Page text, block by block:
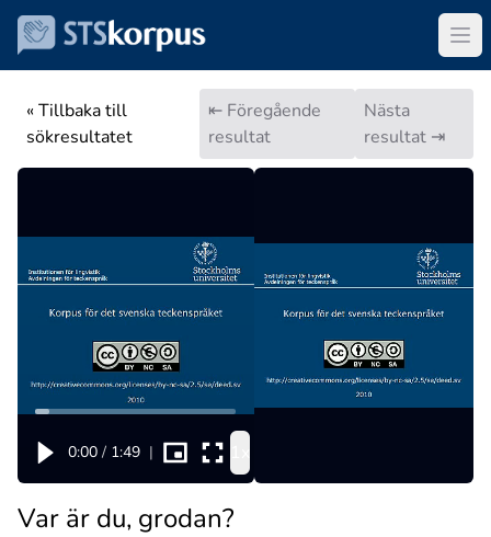
« Tillbaka till
sökresultatet
⇤ Föregående
resultat
Nästa
resultat ⇥
0:00 / 1:49 |
Var är du, grodan?